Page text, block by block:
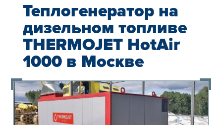
Теплогенератор на
дизельном топливе
THERMOJET HotAir
1000 в Москве
E-mail
персональных данных
Y
Организация
Имя*
Телефон*
E-mail
Организация
Имя*
Телефон
E-mail